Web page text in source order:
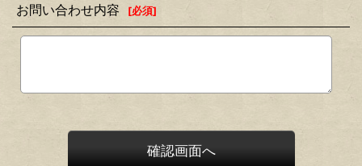
お問い合わせ内容 [必須]
確認画面へ